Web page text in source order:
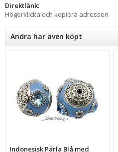
Direktlänk:
Högerklicka och kopiera adressen
Andra har även köpt
Indonesisk Pärla Blå med